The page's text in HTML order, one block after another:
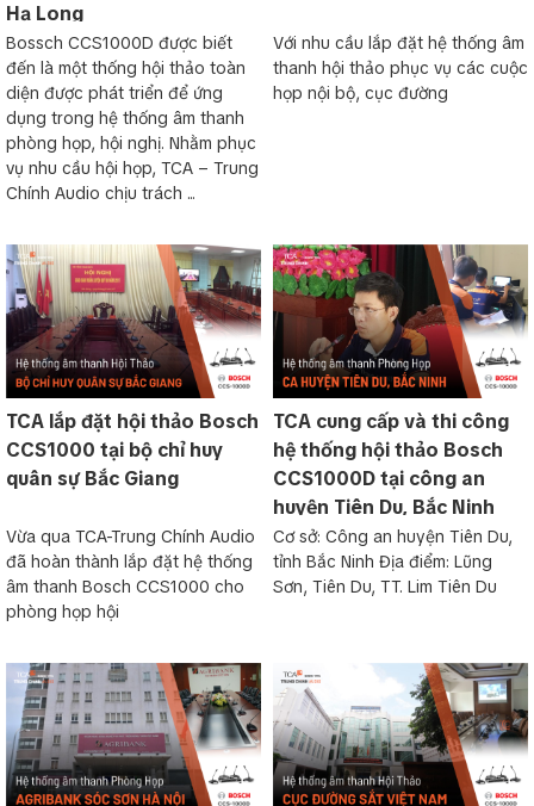
Hạ Long
Bossch CCS1000D được biết
đến là một thống hội thảo toàn
diện được phát triển để ứng
dụng trong hệ thống âm thanh
phòng họp, hội nghị. Nhằm phục
vụ nhu cầu hội họp, TCA – Trung
Chính Audio chịu trách ...
Với nhu cầu lắp đặt hệ thống âm
thanh hội thảo phục vụ các cuộc
họp nội bộ, cục đường
TCA lắp đặt hội thảo Bosch
CCS1000 tại bộ chỉ huy
quân sự Bắc Giang
Vừa qua TCA-Trung Chính Audio
đã hoàn thành lắp đặt hệ thống
âm thanh Bosch CCS1000 cho
phòng họp hội
TCA cung cấp và thi công
hệ thống hội thảo Bosch
CCS1000D tại công an
huyện Tiên Du, Bắc Ninh
Cơ sở: Công an huyện Tiên Du,
tỉnh Bắc Ninh Địa điểm: Lũng
Sơn, Tiên Du, TT. Lim Tiên Du